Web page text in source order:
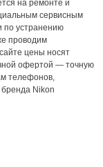
на ремонте и
сервисным
по устранению
проводим
цены носят
офертой — точную
телефонов,
Nikon